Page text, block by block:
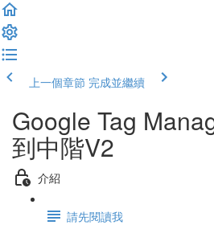
上一個章節 完成並繼續
Google Tag
到中階V2
介紹
請先閱讀我